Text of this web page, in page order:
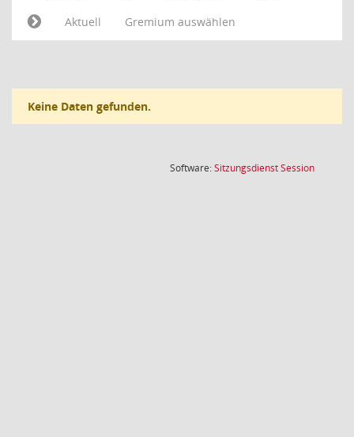
Aktuell
Gremium auswählen
Keine Daten gefunden.
Software:SitzungsdienstSession(Wird in